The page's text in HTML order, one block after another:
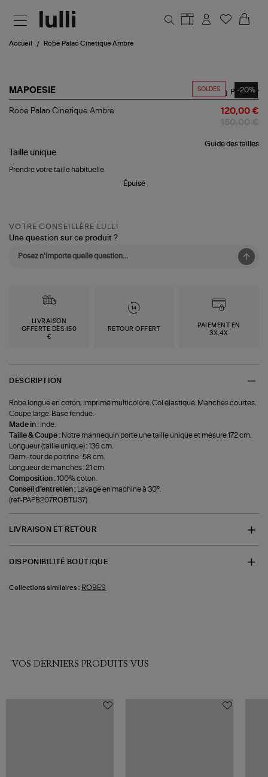
Accueil Robe Palao Cinetique Ambre
SOLDES -20%
MAPOESIE
Robe
Partager
Robe Palao Cinetique Ambre 120,00 €
Guide des tailles
Taille unique
Prendre votre taille habituelle.
Épuisé
VOTRE CONSEILLÈRE LULLI
Une question sur ce produit ?
LIVRAISON
OFFERTE DÈS 150
€
RETOUR OFFERT
PAIEMENT EN
3X,4X
DESCRIPTION
Robe longue en coton, imprimé multicolore. Col élastiqué. Manches courtes.
Coupe large. Base fendue.
Made in : Inde.
Taille & Coupe : Notre mannequin porte une taille unique et mesure 172 cm.
Longueur (taille unique) : 136 cm.
Demi-tour de poitrine : 58 cm.
Longueur de manches : 21 cm.
Composition :100% coton.
Conseil d'entretien :
Lavage en machine à 30°.
(ref-PAPB207ROBTU37)
LIVRAISON ET RETOUR
DISPONIBILITÉ BOUTIQUE
Collections similaires : ROBES
VOS DERNIERS PRODUITS VUS